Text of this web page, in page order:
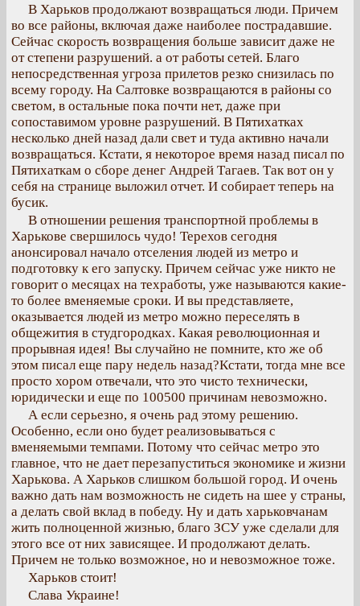
В Харьков продолжают возвращаться люди. Причем
во все районы, включая даже наиболее пострадавшие.
Сейчас скорость возвращения больше зависит даже не
от степени разрушений. а от работы сетей. Благо
непосредственная угроза прилетов резко снизилась по
всему городу. На Салтовке возвращаются в районы со
светом, в остальные пока почти нет, даже при
сопоставимом уровне разрушений. В Пятихатках
несколько дней назад дали свет и туда активно начали
возвращаться. Кстати, я некоторое время назад писал по
Пятихаткам о сборе денег Андрей Тагаев. Так вот он у
себя на странице выложил отчет. И собирает теперь на
бусик.
В отношении решения транспортной проблемы в
Харькове свершилось чудо! Терехов сегодня
анонсировал начало отселения людей из метро и
подготовку к его запуску. Причем сейчас уже никто не
говорит о месяцах на техработы, уже называются какие-
то более вменяемые сроки. И вы представляете,
оказывается людей из метро можно переселять в
общежития в студгородках. Какая революционная и
прорывная идея! Вы случайно не помните, кто же об
этом писал еще пару недель назад?Кстати, тогда мне все
просто хором отвечали, что это чисто технически,
юридически и еще по 100500 причинам невозможно.
А если серьезно, я очень рад этому решению.
Особенно, если оно будет реализовываться с
вменяемыми темпами. Потому что сейчас метро это
главное, что не дает перезапуститься экономике и жизни
Харькова. А Харьков слишком большой город. И очень
важно дать нам возможность не сидеть на шее у страны,
а делать свой вклад в победу. Ну и дать харьковчанам
жить полноценной жизнью, благо ЗСУ уже сделали для
этого все от них зависящее. И продолжают делать.
Причем не только возможное, но и невозможное тоже.
Харьков стоит!
Слава Украине!